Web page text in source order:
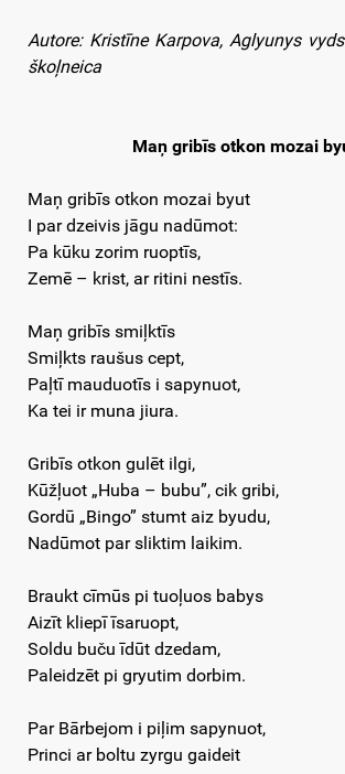
Autore: Kristīne Karpova, Aglyunys
škoļneica
Maņ gribīs otkon mozai
Maņ gribīs otkon mozai byut
I par dzeivis jāgu nadūmot:
Pa kūku zorim ruoptīs,
Zemē – krist, ar ritini nestīs.
Maņ gribīs smiļktīs
Smiļkts raušus cept,
Paļtī mauduotīs i sapynuot,
Ka tei ir muna jiura.
Gribīs otkon gulēt ilgi,
Kūžļuot „Huba – bubu”, cik gribi,
Gordū „Bingo” stumt aiz byudu,
Nadūmot par sliktim laikim.
Braukt cīmūs pi tuoļuos babys
Aizīt kliepī īsaruopt,
Soldu buču īdūt dzedam,
Paleidzēt pi gryutim dorbim.
Par Bārbejom i piļim sapynuot,
Princi ar boltu zyrgu gaideit